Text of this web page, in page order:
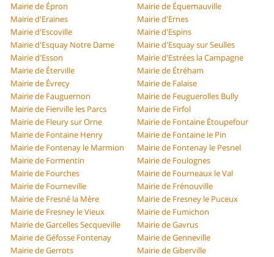
Mairie de Épron
Mairie de Équemauville
Mairie d'Eraines
Mairie d'Ernes
Mairie d'Escoville
Mairie d'Espins
Mairie d'Esquay Notre Dame
Mairie d'Esquay sur Seulles
Mairie d'Esson
Mairie d'Estrées la Campagne
Mairie de Éterville
Mairie de Étréham
Mairie de Évrecy
Mairie de Falaise
Mairie de Fauguernon
Mairie de Feuguerolles Bully
Mairie de Fierville les Parcs
Mairie de Firfol
Mairie de Fleury sur Orne
Mairie de Fontaine Étoupefour
Mairie de Fontaine Henry
Mairie de Fontaine le Pin
Mairie de Fontenay le Marmion
Mairie de Fontenay le Pesnel
Mairie de Formentin
Mairie de Foulognes
Mairie de Fourches
Mairie de Fourneaux le Val
Mairie de Fourneville
Mairie de Frénouville
Mairie de Fresné la Mère
Mairie de Fresney le Puceux
Mairie de Fresney le Vieux
Mairie de Fumichon
Mairie de Garcelles Secqueville
Mairie de Gavrus
Mairie de Géfosse Fontenay
Mairie de Genneville
Mairie de Gerrots
Mairie de Giberville